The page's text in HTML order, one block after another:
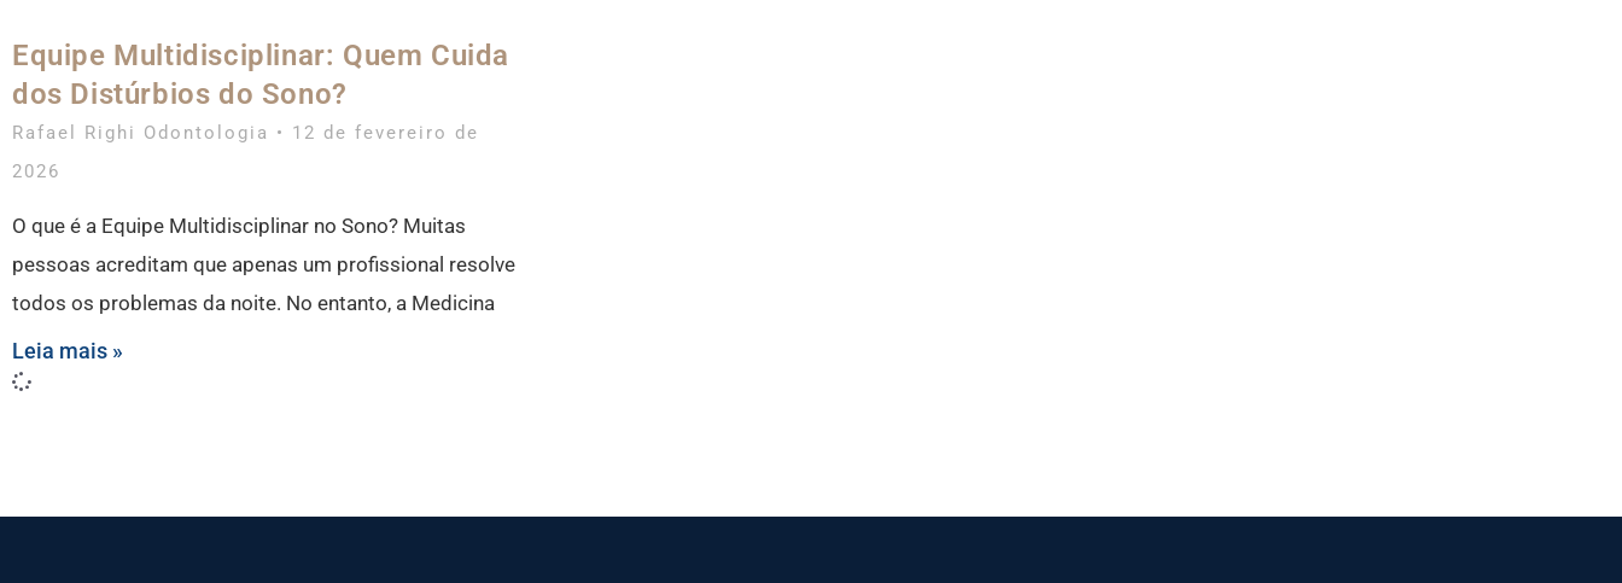
Equipe Multidisciplinar: Quem Cuida
dos Distúrbios do Sono?
Rafael Righi Odontologia
12 de fevereiro de
2026
O que é a Equipe Multidisciplinar no Sono? Muitas
pessoas acreditam que apenas um profissional resolve
todos os problemas da noite. No entanto, a Medicina
Leia mais »